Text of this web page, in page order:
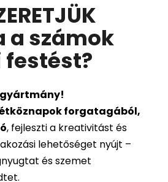
a számok
festést?
forgatagából,
, fejleszti a kreativitást és
lehetőséget nyújt –
és szemet